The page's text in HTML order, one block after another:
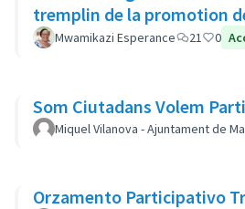
tremplin de la promotion
Mwamikazi Esperance 21 0
Som Ciutadans Volem
Miquel Vilanova - Ajuntament de
Orzamento Participativo